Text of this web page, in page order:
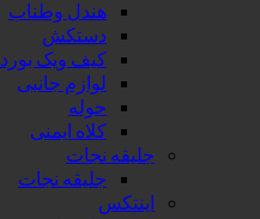
هندل وطناب
دستکش
کیف ویک بورد
لوازم جانبی
حوله
کلاه ایمنی
جلیقه نجات
جلیقه نجات
اینتکس